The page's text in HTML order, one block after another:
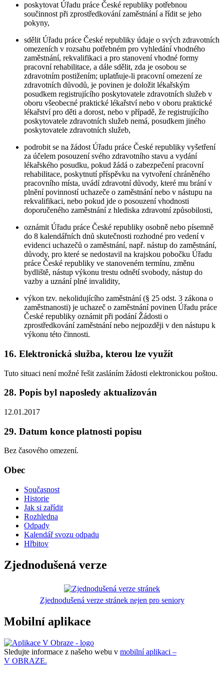
poskytovat Úřadu práce České republiky potřebnou
součinnost při zprostředkování zaměstnání a řídit se jeho
pokyny,
sdělit Úřadu práce České republiky údaje o svých zdravotních
omezeních v rozsahu potřebném pro vyhledání vhodného
zaměstnání, rekvalifikaci a pro stanovení vhodné formy
pracovní rehabilitace, a dále sdělit, zda je osobou se
zdravotním postižením; uplatňuje-li pracovní omezení ze
zdravotních důvodů, je povinen je doložit lékařským
posudkem registrujícího poskytovatele zdravotních služeb v
oboru všeobecné praktické lékařství nebo v oboru praktické
lékařství pro děti a dorost, nebo v případě, že registrujícího
poskytovatele zdravotních služeb nemá, posudkem jiného
poskytovatele zdravotních služeb,
podrobit se na žádost Úřadu práce České republiky vyšetření
za účelem posouzení svého zdravotního stavu a vydání
lékařského posudku, pokud žádá o zabezpečení pracovní
rehabilitace, poskytnutí příspěvku na vytvoření chráněného
pracovního místa, uvádí zdravotní důvody, které mu brání v
plnění povinností uchazeče o zaměstnání nebo v nástupu na
rekvalifikaci, nebo pokud jde o posouzení vhodnosti
doporučeného zaměstnání z hlediska zdravotní způsobilosti,
oznámit Úřadu práce České republiky osobně nebo písemně
do 8 kalendářních dnů skutečnosti rozhodné pro vedení v
evidenci uchazečů o zaměstnání, např. nástup do zaměstnání,
důvody, pro které se nedostavil na krajskou pobočku Úřadu
práce České republiky ve stanoveném termínu, změnu
bydliště, nástup výkonu trestu odnětí svobody, nástup do
vazby a uznání plné invalidity,
výkon tzv. nekolidujícího zaměstnání (§ 25 odst. 3 zákona o
zaměstnanosti) je uchazeč o zaměstnání povinen Úřadu práce
České republiky oznámit při podání Žádosti o
zprostředkování zaměstnání nebo nejpozději v den nástupu k
výkonu této činnosti.
16. Elektronická služba, kterou lze využít
Tuto situaci není možné řešit zasláním žádosti elektronickou poštou.
28. Popis byl naposledy aktualizován
12.01.2017
29. Datum konce platnosti popisu
Bez časového omezení.
Obec
Současnost
Historie
Jak si zařídit
Rozhledna
Odpady
Kalendář svozu odpadu
Hřbitov
Zjednodušená verze
Zjednodušená verze stránek nejen pro seniory
Mobilní aplikace
Sledujte informace z našeho webu v mobilní aplikaci –
V OBRAZE.